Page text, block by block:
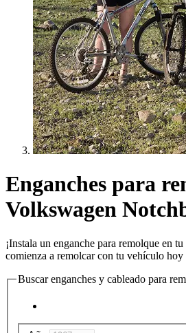
Enganches para
Volkswagen
¡Instala un enganche para remolque en
comienza a remolcar con tu vehículo hoy
Buscar enganches y cableado para